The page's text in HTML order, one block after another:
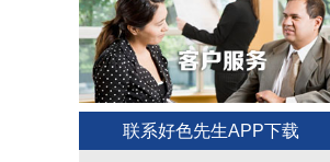
联系好色先生APP下载